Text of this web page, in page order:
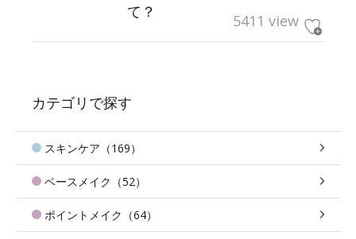
て？
5411 view
カテゴリで探す
スキンケア（169）
ベースメイク（52）
ポイントメイク（64）